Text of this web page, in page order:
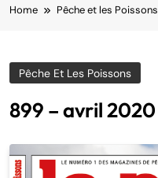
Home Pêche et les Poissons
Pêche Et Les Poissons
899 – avril 2020